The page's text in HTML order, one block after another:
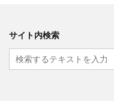
サイト内検索